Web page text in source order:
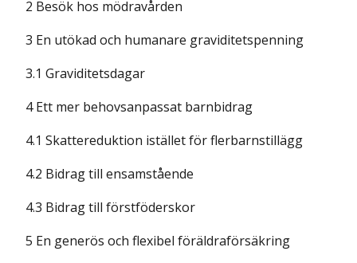
2 Besök hos mödravården
3 En utökad och humanare graviditetspenning
3.1 Graviditetsdagar
4 Ett mer behovsanpassat barnbidrag
4.1 Skattereduktion istället för flerbarnstillägg
4.2 Bidrag till ensamstående
4.3 Bidrag till förstföderskor
5 En generös och flexibel föräldraförsäkring